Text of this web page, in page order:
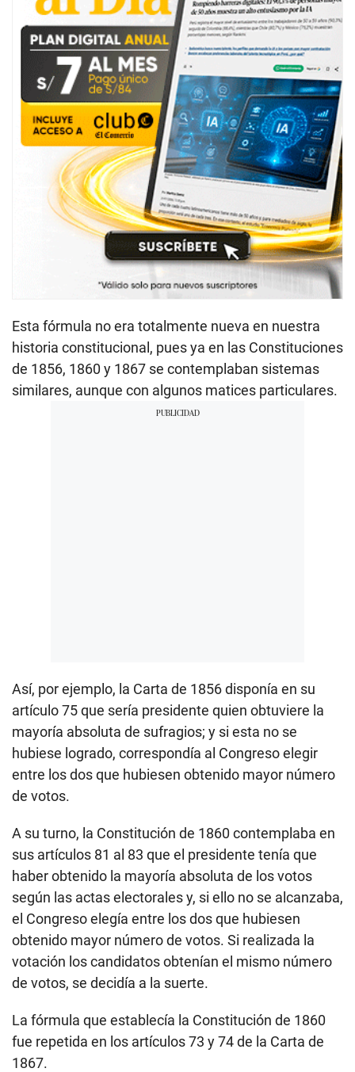
Esta fórmula no era totalmente nueva en nuestra
historia constitucional, pues ya en las Constituciones
de 1856, 1860 y 1867 se contemplaban sistemas
similares, aunque con algunos matices particulares.
Así, por ejemplo, la Carta de 1856 disponía en su
artículo 75 que sería presidente quien obtuviere la
mayoría absoluta de sufragios; y si esta no se
hubiese logrado, correspondía al Congreso elegir
entre los dos que hubiesen obtenido mayor número
de votos.
A su turno, la Constitución de 1860 contemplaba en
sus artículos 81 al 83 que el presidente tenía que
haber obtenido la mayoría absoluta de los votos
según las actas electorales y, si ello no se alcanzaba,
el Congreso elegía entre los dos que hubiesen
obtenido mayor número de votos. Si realizada la
votación los candidatos obtenían el mismo número
de votos, se decidía a la suerte.
La fórmula que establecía la Constitución de 1860
fue repetida en los artículos 73 y 74 de la Carta de
1867.